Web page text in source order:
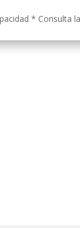
*